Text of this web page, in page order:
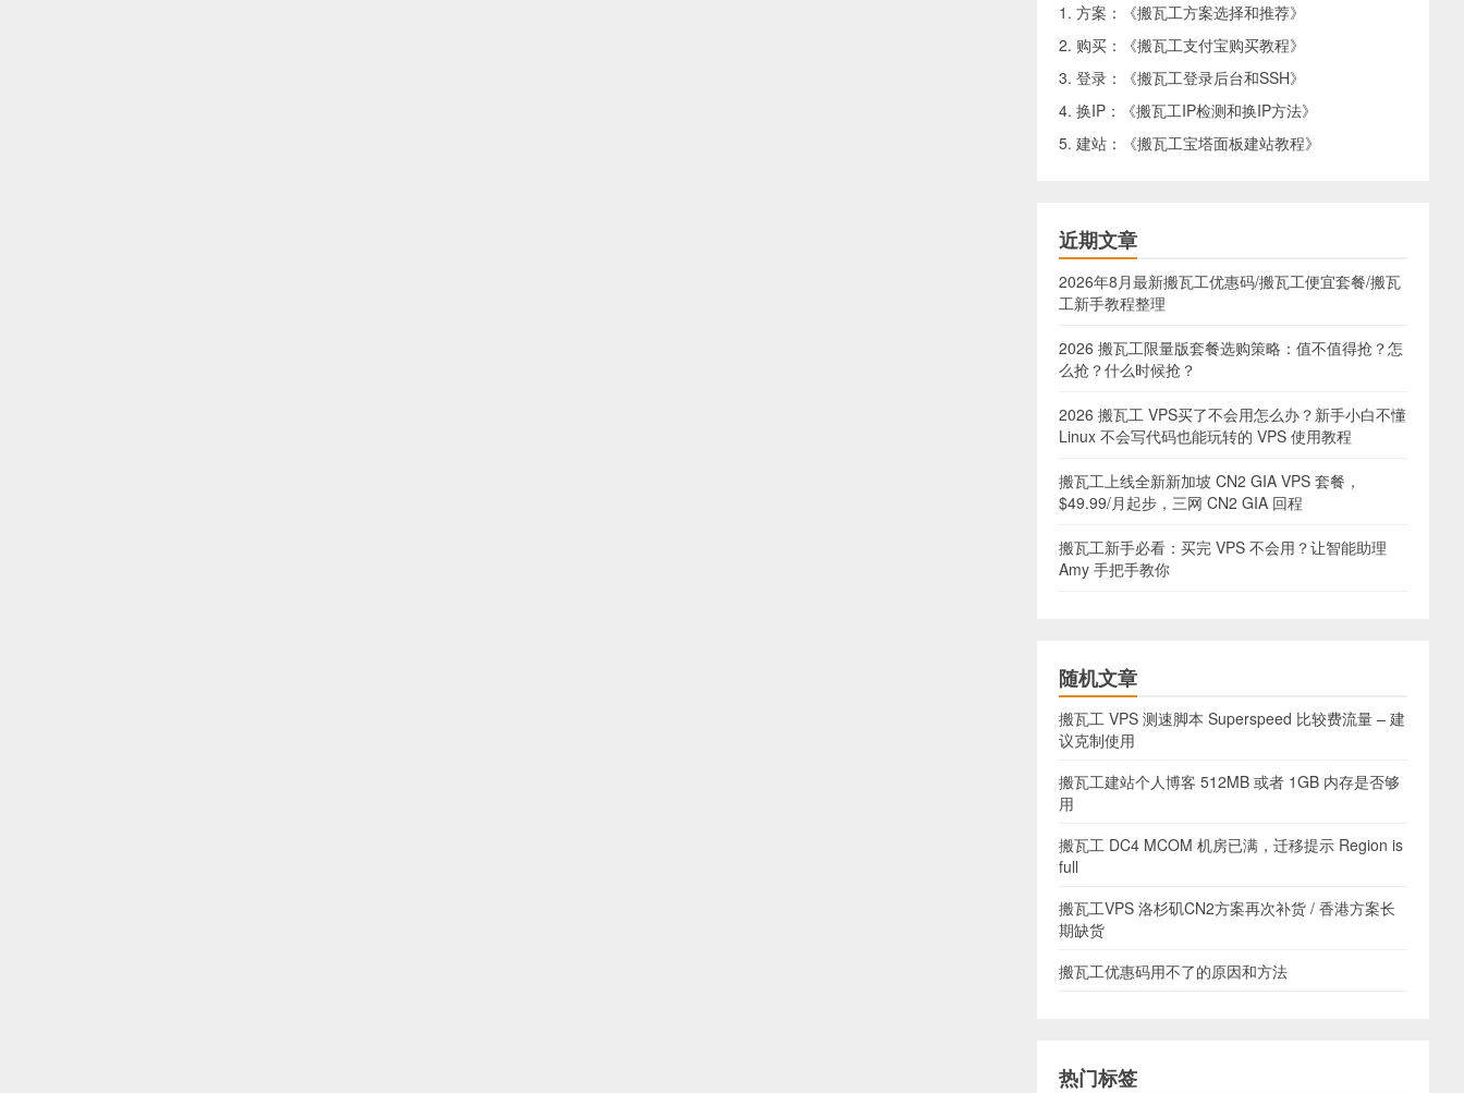
1. 方案：《搬瓦工方案选择和推荐》
2. 购买：《搬瓦工支付宝购买教程》
3. 登录：《搬瓦工登录后台和SSH》
4. 换IP：《搬瓦工IP检测和换IP方法》
5. 建站：《搬瓦工宝塔面板建站教程》
近期文章
2026年8月最新搬瓦工优惠码/搬瓦工便宜套餐/搬瓦
工新手教程整理
2026 搬瓦工限量版套餐选购策略：值不值得抢？怎
么抢？什么时候抢？
2026 搬瓦工 VPS买了不会用怎么办？新手小白不懂
Linux 不会写代码也能玩转的 VPS 使用教程
搬瓦工上线全新新加坡 CN2 GIA VPS 套餐，
$49.99/月起步，三网 CN2 GIA 回程
搬瓦工新手必看：买完 VPS 不会用？让智能助理
Amy 手把手教你
随机文章
搬瓦工 VPS 测速脚本 Superspeed 比较费流量 – 建
议克制使用
搬瓦工建站个人博客 512MB 或者 1GB 内存是否够
用
搬瓦工 DC4 MCOM 机房已满，迁移提示 Region is
full
搬瓦工VPS 洛杉矶CN2方案再次补货 / 香港方案长
期缺货
搬瓦工优惠码用不了的原因和方法
热门标签